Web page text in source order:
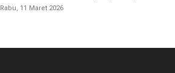
Rabu, 11 Maret 2026